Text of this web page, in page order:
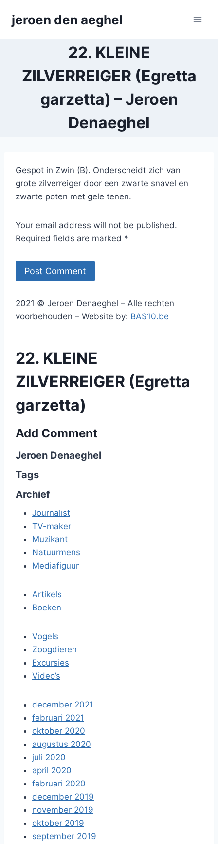
jeroen den aeghel
22. KLEINE
ZILVERREIGER (Egretta
garzetta) – Jeroen
Denaeghel
Gespot in Zwin (B). Onderscheidt zich van
grote zilverreiger door een zwarte snavel en
zwarte poten met gele tenen.
Your email address will not be published.
Required fields are marked *
2021 © Jeroen Denaeghel – Alle rechten
voorbehouden – Website by: BAS10.be
22. KLEINE
ZILVERREIGER (Egretta
garzetta)
Add Comment
Jeroen Denaeghel
Tags
Archief
Journalist
TV-maker
Muzikant
Natuurmens
Mediafiguur
Artikels
Boeken
Vogels
Zoogdieren
Excursies
Video’s
december 2021
februari 2021
oktober 2020
augustus 2020
juli 2020
april 2020
februari 2020
december 2019
november 2019
oktober 2019
september 2019